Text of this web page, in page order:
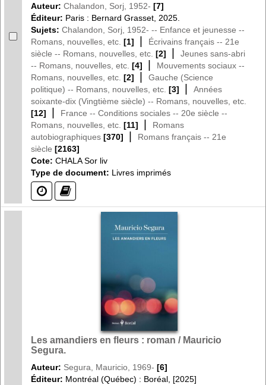
Auteur: Chalandon, Sorj, 1952- [7]
Éditeur: Paris : Bernard Grasset, 2025.
Sujets: Chalandon, Sorj, 1952- -- Enfance et jeunesse --
Romans, nouvelles, etc. [1] |
Écrivains français -- 21e
siècle -- Romans, nouvelles, etc. [2] |
Jeunes sans-abri
-- Romans, nouvelles, etc. [4] |
Mouvements sociaux --
Romans, nouvelles, etc. [2] |
Gauche (Science
politique) -- Romans, nouvelles, etc. [3] |
Années
soixante-dix (Vingtième siècle) -- Romans, nouvelles, etc.
[12]
|
France -- Conditions sociales -- 20e siècle --
Romans, nouvelles, etc. [11] |
Romans
autobiographiques [370] |
Romans français -- 21e
siècle [2163]
Cote: CHALA Sor liv
Type de document: Livres imprimés
(?) (?)
Les amandiers en fleurs : roman / Mauricio
Segura.
Auteur: Segura, Mauricio, 1969- [6]
Éditeur: Montréal (Québec) : Boréal, [2025]